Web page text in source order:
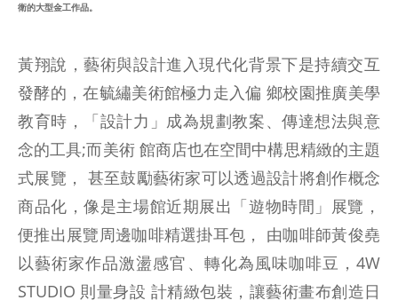
衛的大型金工作品。
黃翔說，藝術與設計進入現代化背景下是持續交互
發酵的，在毓繡美術館極力走入偏 鄉校園推廣美學
教育時，「設計力」成為規劃教案、傳達想法與意
念的工具;而美術 館商店也在空間中構思精緻的主題
式展覽， 甚至鼓勵藝術家可以透過設計將創作概念
商品化，像是主場館近期展出「遊物時間」展覽，
便推出展覽周邊咖啡精選掛耳包， 由咖啡師黃俊堯
以藝術家作品激盪感官、轉化為風味咖啡豆，4W
STUDIO 則量身設 計精緻包裝，讓藝術畫布創造日